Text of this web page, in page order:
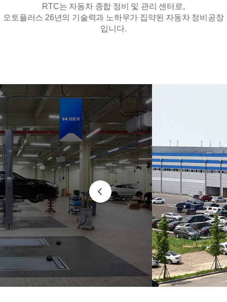
RTC는 자동차 종합 정비 및 관리 센터로,
오토플러스 26년의 기술력과 노하우가 집약된 자동차 정비공장
입니다.